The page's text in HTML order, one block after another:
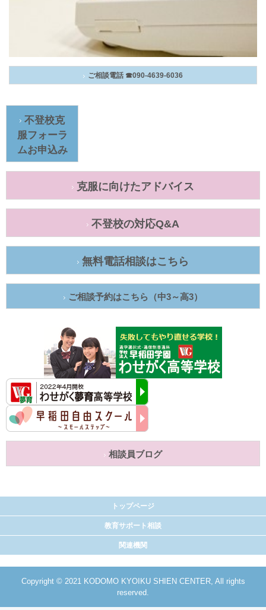
ご相談電話 ☎090-4639-6036
不登校克
服フォーラ
ムお申込み
克服に向けたアドバイス
不登校の対応Q&A
無料電話相談はこちら
ご相談予約はこちら（中3～高3）
相談員ブログ
トップページ
教育サポート相談
関連機関
Copyright © 2021 KODOMO KYOIKU SHIEN CENTER, All rights
reserved.